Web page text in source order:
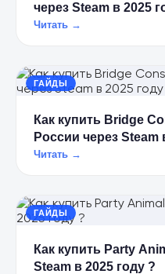
через Steam в 2025
Читать →
ГАЙДЫ
Как купить Bridge
России через Steam
Читать →
ГАЙДЫ
Как купить Party Animals в
Steam в 2025 году ?